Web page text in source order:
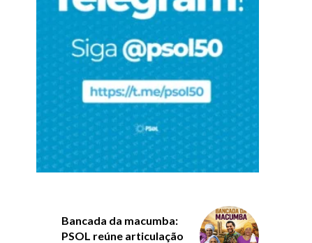
Bancada da macumba:
PSOL reúne articulação